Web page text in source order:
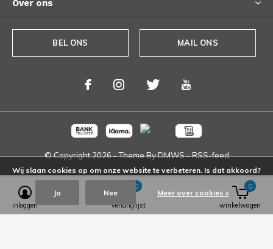
Over ons
BEL ONS MAIL ONS
© Copyright2026- Theme ByDMWS-RSS-feed
inloggen verlanglijst
0
winkelwagen
0
Wij slaan cookies op om onze website te verbeteren. Is dat akkoord?
Ja Nee Meer over cookies »